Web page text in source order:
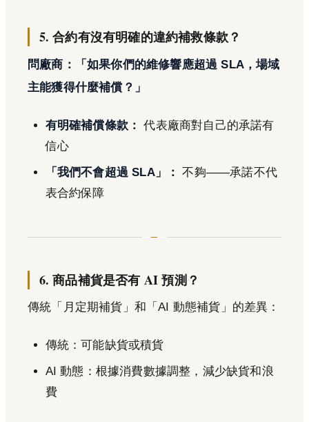
5. 合約有沒有明確的違約補救條款？
問廠商：「如果你們的維修響應超過 SLA，場域
主能獲得什麼補償？」
有明確補償條款： 代表廠商對自己的承諾有
信心
「我們不會超過 SLA」： 不夠——承諾不代
表合約保障
6. 商品補貨是否有 AI 預測？
傳統「月定期補貨」和「AI 動態補貨」的差異：
傳統：可能缺貨或積貨
AI 動態：根據消費數據調整，減少缺貨和浪
費